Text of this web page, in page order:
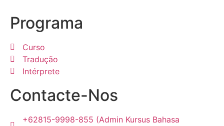
Programa
Curso
Tradução
Intérprete
Contacte-Nos
+62815-9998-855 (Admin Kursus Bahasa